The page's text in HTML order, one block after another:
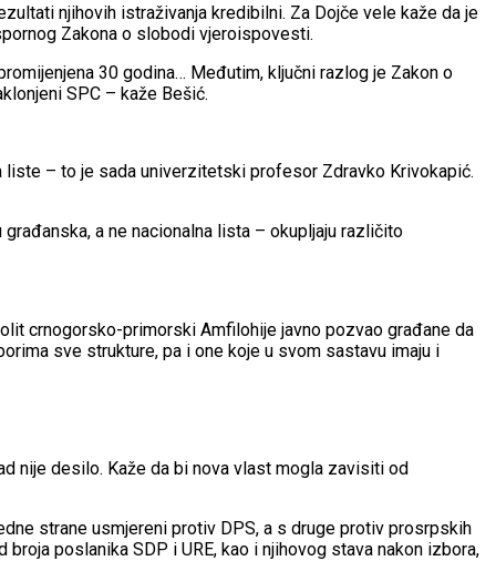
njihovih istraživanja kredibilni. Za Dojče vele kaže da je
Zakona o slobodi vjeroispovesti.
30 godina… Međutim, ključni razlog je Zakon o
SPC – kaže Bešić.
– to je sada univerzitetski profesor Zdravko Krivokapić.
a ne nacionalna lista – okupljaju različito
crnogorsko-primorski Amfilohije javno pozvao građane da
sve strukture, pa i one koje u svom sastavu imaju i
nije desilo. Kaže da bi nova vlast mogla zavisiti od
strane usmjereni protiv DPS, a s druge protiv prosrpskih
poslanika SDP i URE, kao i njihovog stava nakon izbora,